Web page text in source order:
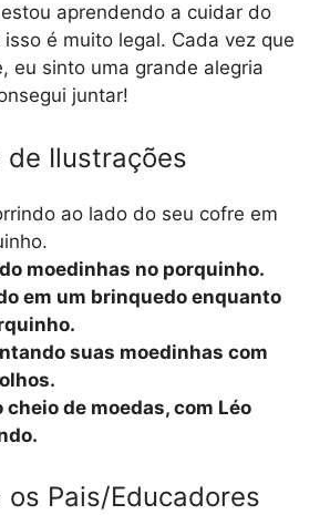
aprendendo a cuidar do
é muito legal. Cada vez que
eu sinto uma grande alegria
juntar!
de Ilustrações
ao lado do seu cofre em
moedinhas no porquinho.
em um brinquedo enquanto
suas moedinhas com
cheio de moedas, com Léo
os Pais/Educadores